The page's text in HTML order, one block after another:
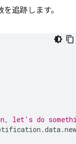
追跡します。
let's do
.data.